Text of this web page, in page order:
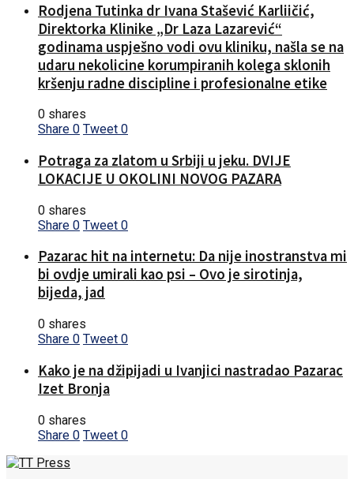
Rodjena Tutinka dr Ivana Stašević Karliičić,
Direktorka Klinike „Dr Laza Lazarević“
godinama uspješno vodi ovu kliniku, našla se na
udaru nekolicine korumpiranih kolega sklonih
kršenju radne discipline i profesionalne etike
0 shares
Share 0 Tweet 0
Potraga za zlatom u Srbiji u jeku. DVIJE
LOKACIJE U OKOLINI NOVOG PAZARA
0 shares
Share 0 Tweet 0
Pazarac hit na internetu: Da nije inostranstva mi
bi ovdje umirali kao psi – Ovo je sirotinja,
bijeda, jad
0 shares
Share 0 Tweet 0
Kako je na džipijadi u Ivanjici nastradao Pazarac
Izet Bronja
0 shares
Share 0 Tweet 0